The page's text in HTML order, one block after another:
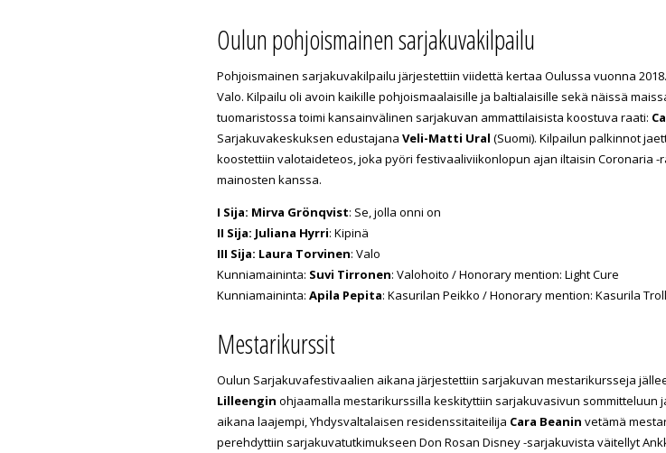
Oulun pohjoismainen sarjakuvakilpailu
Pohjoismainen sarjakuvakilpailu järjestettiin viidettä kertaa Oulussa vuonna
Valo. Kilpailu oli avoin kaikille pohjoismaalaisille ja baltialaisille sekä näissä
tuomaristossa toimi kansainvälinen sarjakuvan ammattilaisista koostuva raati:
Sarjakuvakeskuksen edustajana Veli-Matti Ural (Suomi). Kilpailun palkinnot
koostettiin valotaideteos, joka pyöri festivaaliviikonlopun ajan iltaisin Coronaria
mainosten kanssa.
I Sija: Mirva Grönqvist: Se, jolla onni on
II Sija: Juliana Hyrri: Kipinä
III Sija: Laura Torvinen: Valo
Kunniamaininta: Suvi Tirronen: Valohoito / Honorary mention: Light Cure
Kunniamaininta: Apila Pepita: Kasurilan Peikko / Honorary mention: Kasurila Troll
Mestarikurssit
Oulun Sarjakuvafestivaalien aikana järjestettiin sarjakuvan mestarikursseja
Lilleengin ohjaamalla mestarikurssilla keskityttiin sarjakuvasivun sommitteluun
aikana laajempi, Yhdysvaltalaisen residenssitaiteilija Cara Beanin vetämä
perehdyttiin sarjakuvatutkimukseen Don Rosan Disney -sarjakuvista väitellyt